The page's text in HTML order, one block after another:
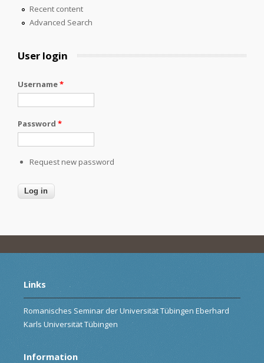
Recent content
Advanced Search
User login
Username*
Password *
Request new password
Links
Romanisches Seminar der Universität Tübingen Eberhard
Karls Universität Tübingen
Information